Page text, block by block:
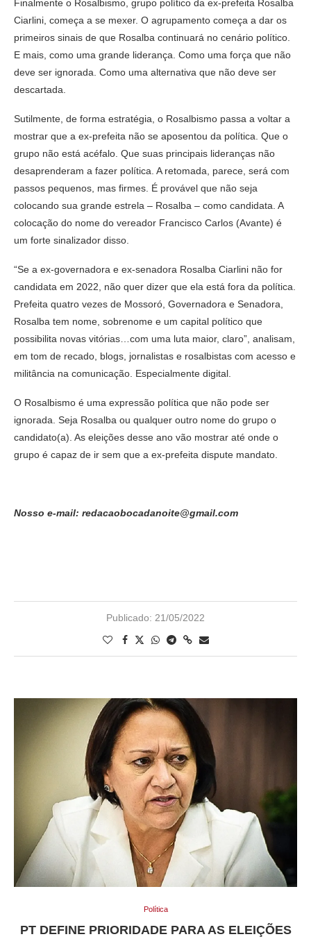
Finalmente o Rosalbismo, grupo político da ex-prefeita Rosalba
Ciarlini, começa a se mexer. O agrupamento começa a dar os
primeiros sinais de que Rosalba continuará no cenário político.
E mais, como uma grande liderança. Como uma força que não
deve ser ignorada. Como uma alternativa que não deve ser
descartada.
Sutilmente, de forma estratégia, o Rosalbismo passa a voltar a
mostrar que a ex-prefeita não se aposentou da política. Que o
grupo não está acéfalo. Que suas principais lideranças não
desaprenderam a fazer política. A retomada, parece, será com
passos pequenos, mas firmes. É provável que não seja
colocando sua grande estrela – Rosalba – como candidata. A
colocação do nome do vereador Francisco Carlos (Avante) é
um forte sinalizador disso.
“Se a ex-governadora e ex-senadora Rosalba Ciarlini não for
candidata em 2022, não quer dizer que ela está fora da política.
Prefeita quatro vezes de Mossoró, Governadora e Senadora,
Rosalba tem nome, sobrenome e um capital político que
possibilita novas vitórias…com uma luta maior, claro”, analisam,
em tom de recado, blogs, jornalistas e rosalbistas com acesso e
militância na comunicação. Especialmente digital.
O Rosalbismo é uma expressão política que não pode ser
ignorada. Seja Rosalba ou qualquer outro nome do grupo o
candidato(a). As eleições desse ano vão mostrar até onde o
grupo é capaz de ir sem que a ex-prefeita dispute mandato.
Nosso e-mail: redacaobocadanoite@gmail.com
Publicado: 21/05/2022
Política
PT DEFINE PRIORIDADE PARA AS ELEIÇÕES